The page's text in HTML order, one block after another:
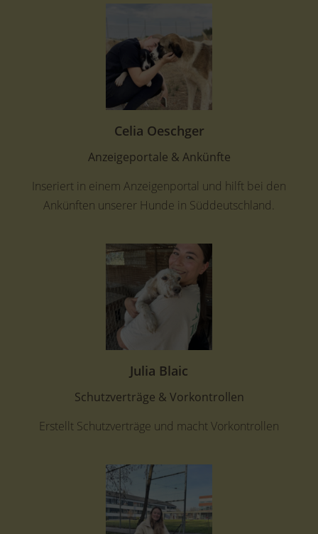
Celia Oeschger
Anzeigeportale & Ankünfte
Inseriert in einem Anzeigenportal und hilft bei den
Ankünften unserer Hunde in Süddeutschland.
Julia Blaic
Schutzverträge & Vorkontrollen
Erstellt Schutzverträge und macht Vorkontrollen